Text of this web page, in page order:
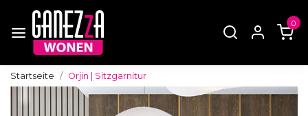
0
Startseite Orjin | Sitzgarnitur